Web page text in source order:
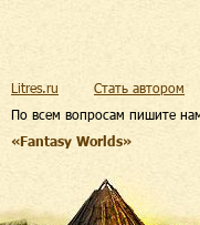
По всем вопросам пишите
«Fantasy Worlds»
Litres.ru Стать автором